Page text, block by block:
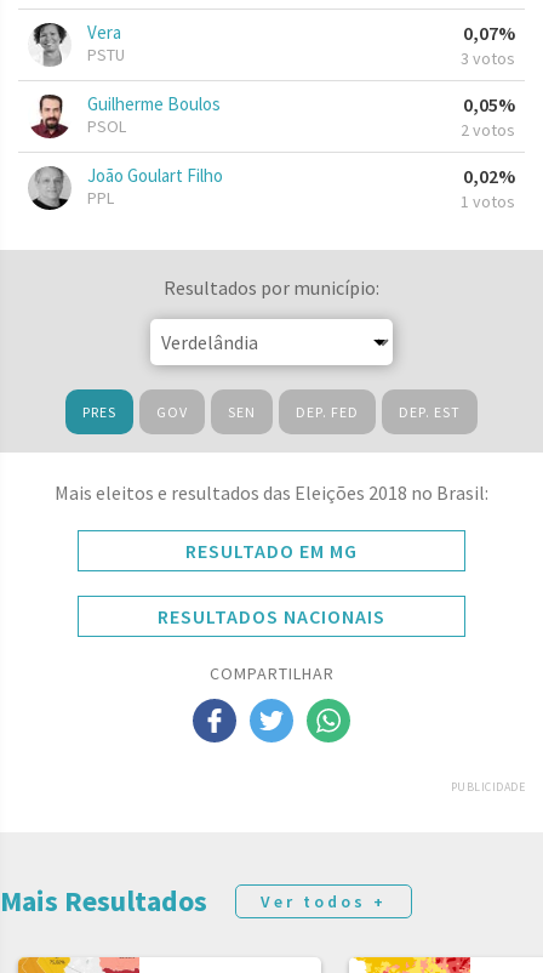
Vera
PSTU
0,07%
3 votos
Guilherme Boulos
PSOL
0,05%
2 votos
João Goulart Filho
PPL
0,02%
1 votos
Resultados por município:
PRES GOV SEN DEP. FED DEP. EST
Mais eleitos e resultados das Eleições 2018 no Brasil:
RESULTADO EM MG
RESULTADOS NACIONAIS
COMPARTILHAR
PUBLICIDADE
Mais Resultados Ver todos +